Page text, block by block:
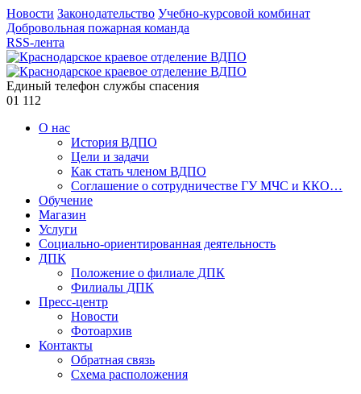
Новости Законодательство Учебно-курсовой комбинат
Добровольная пожарная команда
RSS-лента
Единый телефон службы спасения
01 112
О нас
История ВДПО
Цели и задачи
Как стать членом ВДПО
Соглашение о сотрудничестве ГУ МЧС и ККО…
Обучение
Магазин
Услуги
Социально-ориентированная деятельность
ДПК
Положение о филиале ДПК
Филиалы ДПК
Пресс-центр
Новости
Фотоархив
Контакты
Обратная связь
Схема расположения